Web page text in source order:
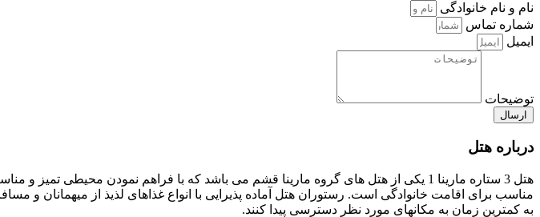
نام و نام خانوادگی
شماره تماس
ایمیل
توضیحات
ارسال
درباره هتل
مناسب برای اقامت خانوادگی است. رستوران هتل آماده پذیرایی با انواع غذاهای لذیذ از میهمانان و
به کمترین زمان به مکانهای مورد نظر دسترسی پیدا کنند.